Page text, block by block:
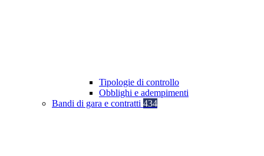
Tipologie di controllo
Obblighi e adempimenti
Bandi di gara e contratti 434